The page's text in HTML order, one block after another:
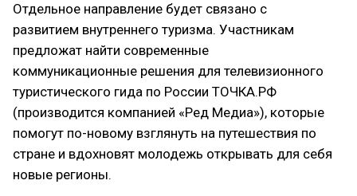
Отдельное направление будет связано с
развитием внутреннего туризма. Участникам
предложат найти современные
коммуникационные решения для телевизионного
туристического гида по России ТОЧКА.РФ
(производится компанией «Ред Медиа»), которые
помогут по-новому взглянуть на путешествия по
стране и вдохновят молодежь открывать для себя
новые регионы.